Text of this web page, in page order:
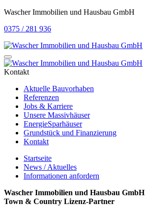
Wascher Immobilien und Hausbau GmbH
0375 / 281 936
Kontakt
Aktuelle Bauvorhaben
Referenzen
Jobs & Karriere
Unsere Massivhäuser
EnergieSparhäuser
Grundstück und Finanzierung
Kontakt
Startseite
News / Aktuelles
Informationen anfordern
Wascher Immobilien und Hausbau GmbH
Town & Country Lizenz-Partner